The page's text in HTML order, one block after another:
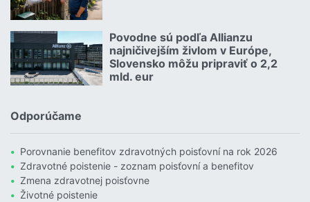
Povodne sú podľa Allianzu
najničivejším živlom v Európe,
Slovensko môžu pripraviť o 2,2
mld. eur
23.07.2026 |
Odporúčame
Porovnanie benefitov zdravotných poisťovní na rok 2026
Zdravotné poistenie - zoznam poisťovní a benefitov
Zmena zdravotnej poisťovne
Životné poistenie